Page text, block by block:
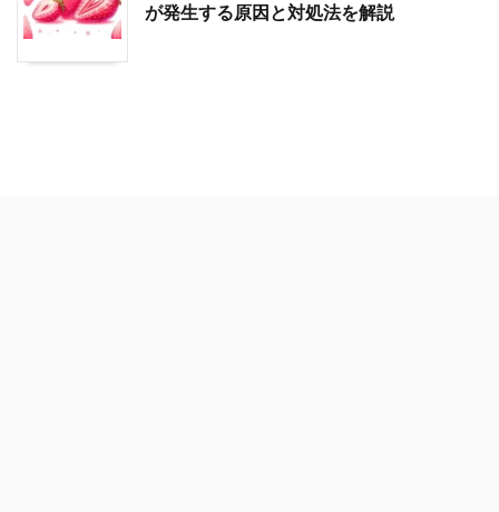
が発生する原因と対処法を解説